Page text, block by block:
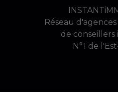
Réseau
de conseillers
N°1 de